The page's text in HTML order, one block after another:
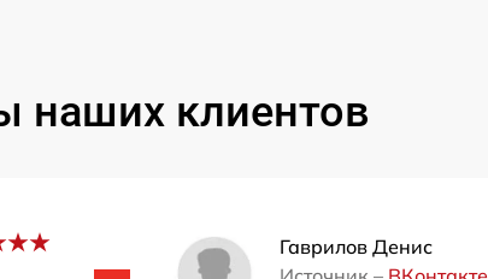
наших клиентов
Гаврилов Денис